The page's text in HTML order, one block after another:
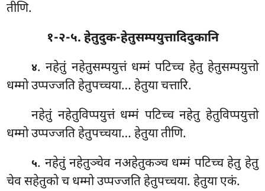
तीणि.
१-२-५. हेतुदुक-हेतुसम्पयुत्तादिदुकानि
४. नहेतुं नहेतुसम्पयुत्तं धम्मं पटिच्च हेतु हेतुसम्पयुत्तो
धम्मो उप्पज्जति हेतुपच्चया… हेतुया चत्तारि.
नहेतुं नहेतुविप्पयुत्तं धम्मं पटिच्च नहेतु हेतुविप्पयुत्तो
धम्मो उप्पज्जति हेतुपच्चया… हेतुया तीणि.
५. नहेतुं नहेतुञ्चेव नअहेतुकञ्च धम्मं पटिच्च हेतु हेतु
चेव सहेतुको च धम्मो उप्पज्जति हेतुपच्चया. हेतुया एकं.